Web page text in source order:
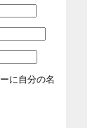
に自分の名